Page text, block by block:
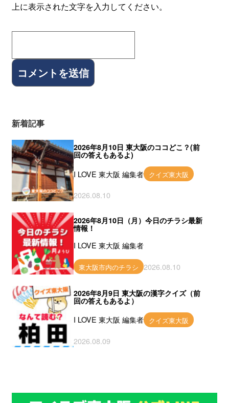
上に表示された文字を入力してください。
新着記事
2026年8月10日 東大阪のココどこ？(前
回の答えもあるよ)
I LOVE 東大阪 編集者 クイズ東大阪
2026.08.10
2026年8月10日（月）今日のチラシ最新
情報！
I LOVE 東大阪 編集者
東大阪市内のチラシ 2026.08.10
2026年8月9日 東大阪の漢字クイズ（前
回の答えもあるよ）
I LOVE 東大阪 編集者 クイズ東大阪
2026.08.09